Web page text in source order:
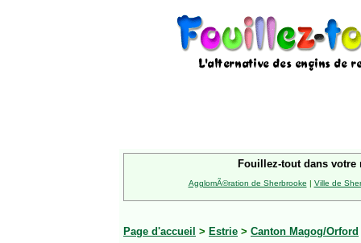
Fouillez-tout dans votre
AgglomÃ©ration de Sherbrooke | Ville de
Page d'accueil > Estrie > Canton Magog/Orford